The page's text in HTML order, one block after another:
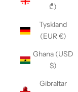
₾)
Tyskland
(EUR €)
Ghana (USD
$)
Gibraltar